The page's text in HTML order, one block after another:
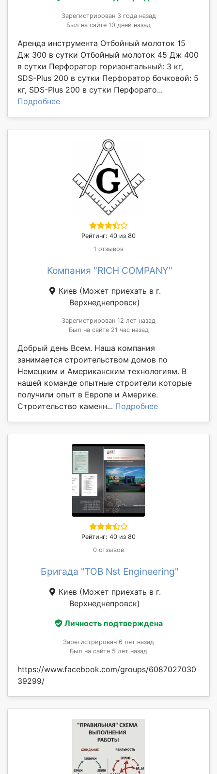
Зарегистрирован 3 года назад
Был на сайте 10 дней назад
Аренда инструмента Отбойный молоток 15
Дж 300 в сутки Отбойный молоток 45 Дж 400
в сутки Перфоратор горизонтальный: 3 кг,
SDS-Plus 200 в сутки Перфоратор бочковой: 5
кг, SDS-Plus 200 в сутки Перфорато...
Подробнее
Рейтинг: 40 из 80
1 отзывов
Компания "RICH COMPANY"
Киев (Может приехать в г.
Верхнеднепровск)
Зарегистрирован 12 лет назад
Был на сайте 21 час назад
Добрый день Всем. Наша компания
занимается строительством домов по
Немецким и Американским технологиям. В
нашей команде опытные строители которые
получили опыт в Европе и Америке.
Строительство каменн... Подробнее
Рейтинг: 40 из 80
0 отзывов
Бригада "ТОВ Nst Engineering"
Киев (Может приехать в г.
Верхнеднепровск)
Личность подтверждена
Зарегистрирован 6 лет назад
Был на сайте 5 лет назад
https://www.facebook.com/groups/6087027030
39299/